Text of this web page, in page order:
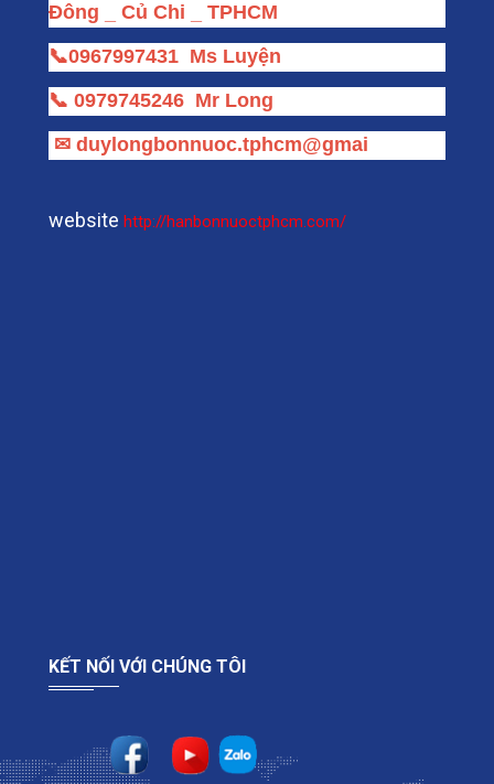
Đông _ Củ Chi _ TPHCM
📞0967997431 Ms Luyện
📞 0979745246 Mr Long
✉ duylongbonnuoc.tphcm@gmai
website http://hanbonnuoctphcm.com/
KẾT NỐI VỚI CHÚNG TÔI